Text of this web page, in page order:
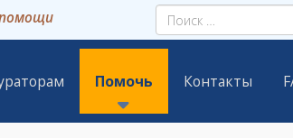
животным — благотворительная
Помочь Контакты